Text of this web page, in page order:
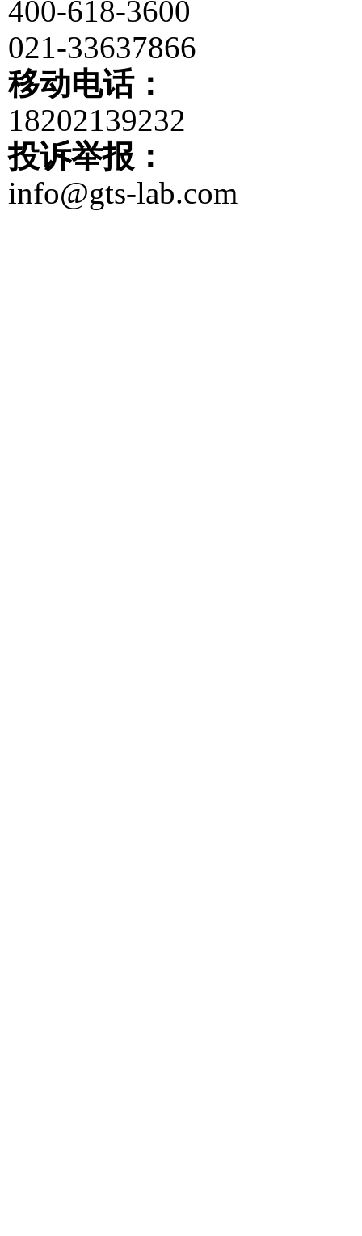
400-618-3600
021-33637866
移动电话：
18202139232
投诉举报：
info@gts-lab.com